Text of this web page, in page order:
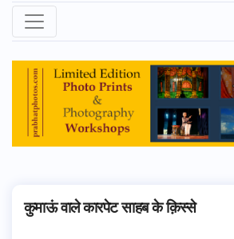
कुमाऊं वाले कारपेट साहब के क़िस्से